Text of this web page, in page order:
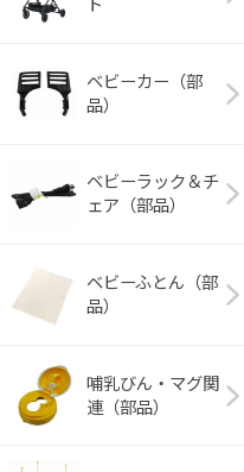
ト
ベビーカー（部
品）
ベビーラック＆チ
ェア（部品）
ベビーふとん（部
品）
哺乳びん・マグ関
連（部品）